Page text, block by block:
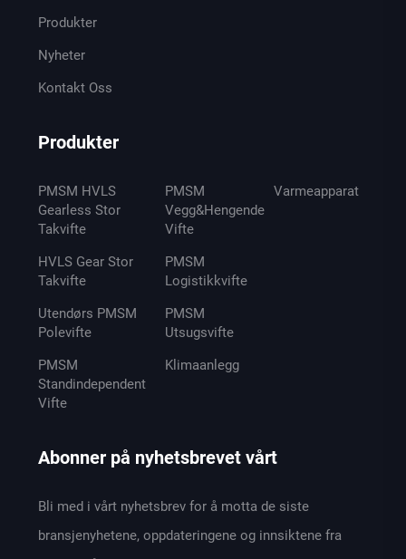
Produkter
Nyheter
Kontakt Oss
Produkter
PMSM HVLS
Gearless Stor
Takvifte
HVLS Gear Stor
Takvifte
Utendørs PMSM
Polevifte
PMSM
Standindependent
Vifte
PMSM
Vegg&Hengende
Vifte
PMSM
Logistikkvifte
PMSM
Utsugsvifte
Klimaanlegg
Varmeapparat
Abonner på nyhetsbrevet vårt
Bli med i vårt nyhetsbrev for å motta de siste
bransjenyhetene, oppdateringene og innsiktene fra